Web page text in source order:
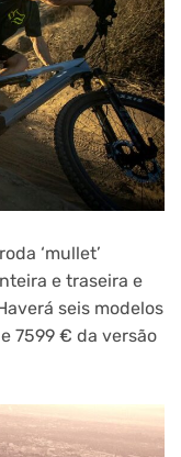
‘mullet’
e traseira e
seis modelos
7599 € da versão